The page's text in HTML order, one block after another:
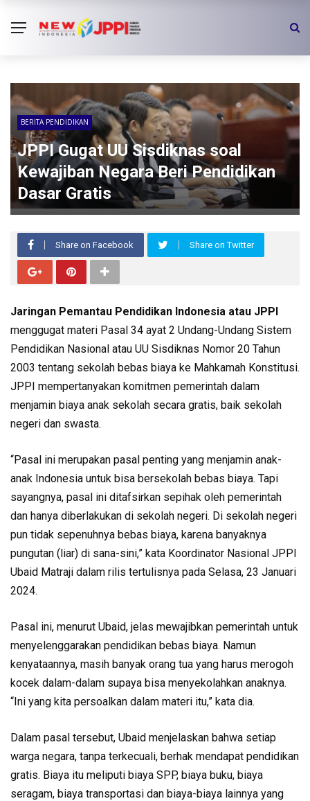
BERITA PENDIDIKAN
JPPI Gugat UU Sisdiknas soal
Kewajiban Negara Beri Pendidikan
Dasar Gratis
Share on Facebook Share on Twitter
Jaringan Pemantau Pendidikan Indonesia atau JPPI
menggugat materi Pasal 34 ayat 2 Undang-Undang Sistem
Pendidikan Nasional atau UU Sisdiknas Nomor 20 Tahun
2003 tentang sekolah bebas biaya ke Mahkamah Konstitusi.
JPPI mempertanyakan komitmen pemerintah dalam
menjamin biaya anak sekolah secara gratis, baik sekolah
negeri dan swasta.
“Pasal ini merupakan pasal penting yang menjamin anak-
anak Indonesia untuk bisa bersekolah bebas biaya. Tapi
sayangnya, pasal ini ditafsirkan sepihak oleh pemerintah
dan hanya diberlakukan di sekolah negeri. Di sekolah negeri
pun tidak sepenuhnya bebas biaya, karena banyaknya
pungutan (liar) di sana-sini,” kata Koordinator Nasional JPPI
Ubaid Matraji dalam rilis tertulisnya pada Selasa, 23 Januari
2024.
Pasal ini, menurut Ubaid, jelas mewajibkan pemerintah untuk
menyelenggarakan pendidikan bebas biaya. Namun
kenyataannya, masih banyak orang tua yang harus merogoh
kocek dalam-dalam supaya bisa menyekolahkan anaknya.
“Ini yang kita persoalkan dalam materi itu,” kata dia.
Dalam pasal tersebut, Ubaid menjelaskan bahwa setiap
warga negara, tanpa terkecuali, berhak mendapat pendidikan
gratis. Biaya itu meliputi biaya SPP, biaya buku, biaya
seragam, biaya transportasi dan biaya-biaya lainnya yang